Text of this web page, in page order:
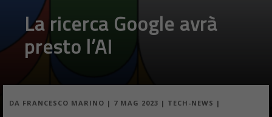
La ricerca Google avrà
presto l’AI
DA FRANCESCO MARINO | 7 MAG 2023 | TECH-NEWS |